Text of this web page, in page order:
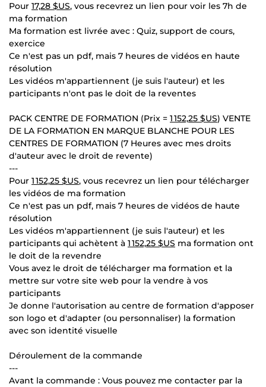
Pour 17,28 $US, vous recevrez un lien pour voir les 7h de
ma formation
Ma formation est livrée avec : Quiz, support de cours,
exercice
Ce n'est pas un pdf, mais 7 heures de vidéos en haute
résolution
Les vidéos m'appartiennent (je suis l'auteur) et les
participants n'ont pas le doit de la reventes
PACK CENTRE DE FORMATION (Prix = 1 152,25 $US) VENTE
DE LA FORMATION EN MARQUE BLANCHE POUR LES
CENTRES DE FORMATION (7 Heures avec mes droits
d'auteur avec le droit de revente)
---
Pour 1 152,25 $US, vous recevrez un lien pour télécharger
les vidéos de ma formation
Ce n'est pas un pdf, mais 7 heures de vidéos de haute
résolution
Les vidéos m'appartiennent (je suis l'auteur) et les
participants qui achètent à 1 152,25 $US ma formation ont
le doit de la revendre
Vous avez le droit de télécharger ma formation et la
mettre sur votre site web pour la vendre à vos
participants
Je donne l'autorisation au centre de formation d'apposer
son logo et d'adapter (ou personnaliser) la formation
avec son identité visuelle
Déroulement de la commande
---
Avant la commande : Vous pouvez me contacter par la